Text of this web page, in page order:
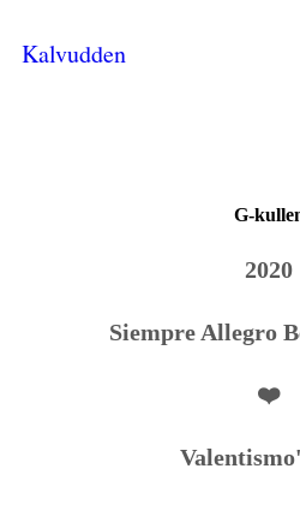
Kalvudden
G-
2020
Siempre Allegro
❤️